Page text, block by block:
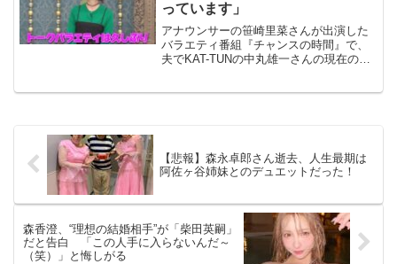
っています」
アナウンサーの笹崎里菜さんが出演した
バラエティ番組『チャンスの時間』で、
夫でKAT-TUNの中丸雄一さんの現在の家
【悲報】森永卓郎さん逝去、人生最期は
阿佐ヶ谷姉妹とのデュエットだった！
森香澄、“理想の結婚相手”が「柴田英嗣」
だと告白 「この人手に入らないんだ～
（笑）」と悔しがる